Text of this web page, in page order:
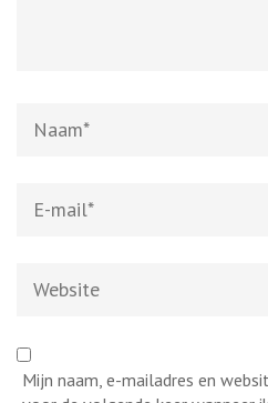
mail*
Mijn naam, e-mailadres en